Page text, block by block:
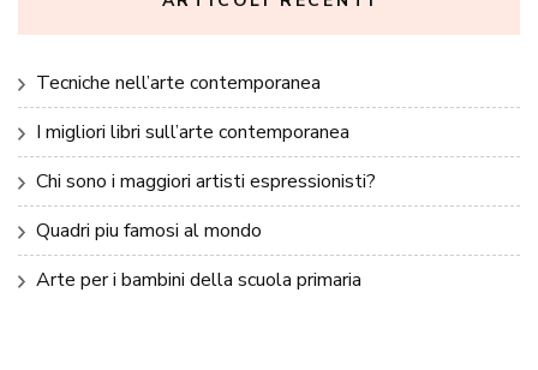
Tecniche nell’arte contemporanea
I migliori libri sull’arte contemporanea
Chi sono i maggiori artisti espressionisti?
Quadri piu famosi al mondo
Arte per i bambini della scuola primaria